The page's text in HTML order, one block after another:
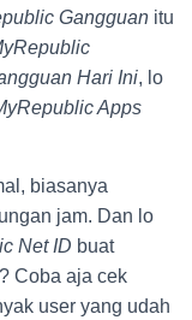
Gangguan itu
Hari Ini, lo
Apps
biasanya
jam. Dan lo
Net ID buat
Coba aja cek
user yang udah